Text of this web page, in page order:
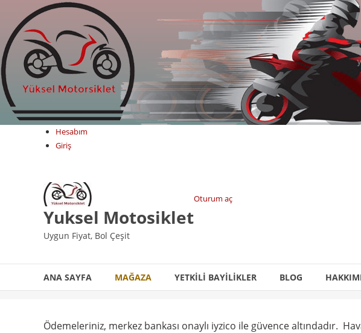
content
Hesabım
Giriş
Yuksel Motosiklet
Uygun Fiyat, Bol Çeşit
Oturum aç
ANA SAYFA MAĞAZA YETKILI BAYILIKLER BLOG
Ödemeleriniz, merkez bankası onaylı iyzico ile güvence altındadır.